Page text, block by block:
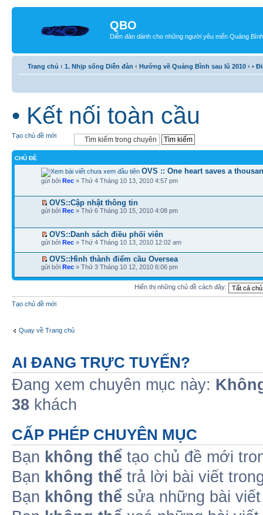
QBO
Diễn đàn dành cho những người yêu mến Quảng Bình
Trang chủ ‹ 1. Nhịp sống Diễn đàn ‹ Hướng về Quảng Bình sau lũ 2010 ‹ •
• Kết nối toàn cầu
Tạo chủ đề mới
CHỦ ĐỀ
OVS :: One heart saves a
gửi bởi Rec » Thứ 4 Tháng 10 13, 2010 4:57 pm
OVS::Cập nhật thông tin
gửi bởi Rec » Thứ 6 Tháng 10 15, 2010 4:08 pm
OVS::Danh sách điều phối viên
gửi bởi Rec » Thứ 4 Tháng 10 13, 2010 12:02 am
OVS::Hình thành điểm cầu Oversea
gửi bởi Rec » Thứ 3 Tháng 10 12, 2010 6:06 pm
Hiển thị những chủ đề cách đây:
Tạo chủ đề mới
Quay về Trang chủ
AI ĐANG TRỰC TUYẾN?
Đang xem chuyên mục này:
38 khách
CẤP PHÉP CHUYÊN MỤC
Bạn không thể tạo chủ đề mới
Bạn không thể trả lời bài viết
Bạn không thể sửa những bài